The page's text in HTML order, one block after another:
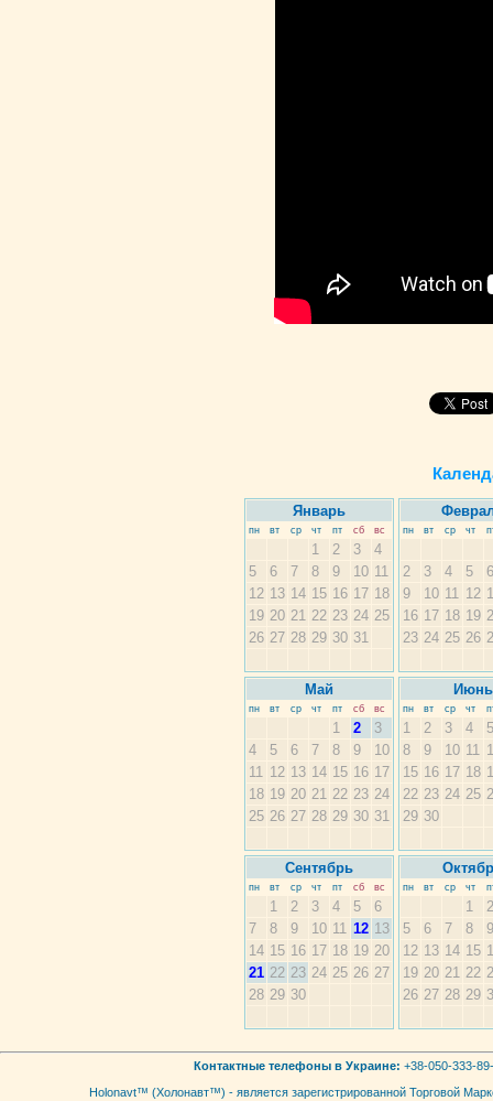
Январь
пн вт ср чт пт сб вс
1 2 3
4
5
6 7 8 9 10 11
12 13 14 15 16 17 18
19 20 21 22 23 24 25
26 27 28 29 30 31
пн вт ср чт
2 3 4 5
6
9
10 11 12
16 17 18 19
23 24 25 26
Май
пн вт ср чт пт сб вс
1 2
3
4
5 6 7 8 9
10
11 12 13 14 15 16 17
18 19 20 21 22 23 24
25 26 27 28 29 30 31
Июнь
пн вт ср чт
1 2 3 4
5
8
9 10 11
15 16 17 18
22 23 24 25
29 30
Сентябрь
пн вт ср чт пт сб вс
1 2 3 4 5
6
7
8 9 10 11 12 13
14 15 16 17 18 19 20
21 22 23 24 25 26 27
28 29 30
пн вт ср чт
1
2
5
6 7 8
9
12 13 14 15
19 20 21 22
26 27 28 29
Контактные телефоны в Украине: +38-050-333-
Holonavt™ (Холонавт™) - является зарегистрированной Торговой